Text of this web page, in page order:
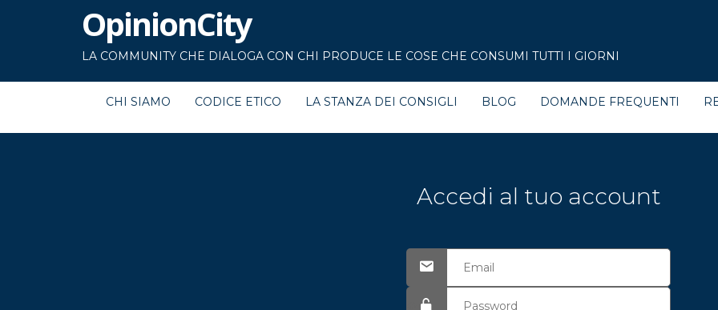
OpinionCity
LA COMMUNITY CHE DIALOGA CON CHI PRODUCE LE COSE CHE CONSUMI TUTTI I GIORNI
CHI SIAMO CODICE ETICO LA STANZA DEI CONSIGLI BLOG DOMANDE FREQUENTI
Accedi al tuo account